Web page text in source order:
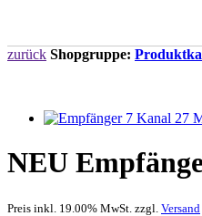
zurück Shopgruppe:
NEU
Preis inkl. 19.00% MwSt. zzgl. Versand